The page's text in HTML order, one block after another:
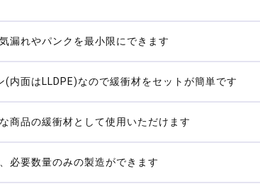
漏れやパンクを最小限にできます
内面はLLDPE)なので緩衝材をセットが簡単です
商品の緩衝材として使用いただけます
必要数量のみの製造ができます